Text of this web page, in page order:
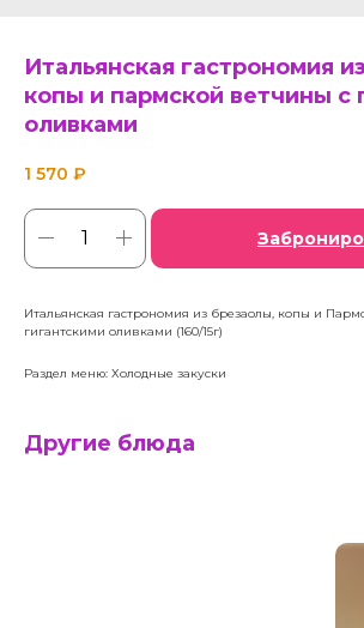
Итальянская гастрономия
копы и пармской ветчины с
оливками
1 570 ₽
Итальянская гастрономия из брезаолы, копы и
гигантскими оливками (160/15г)
Раздел меню: Холодные закуски
Другие блюда